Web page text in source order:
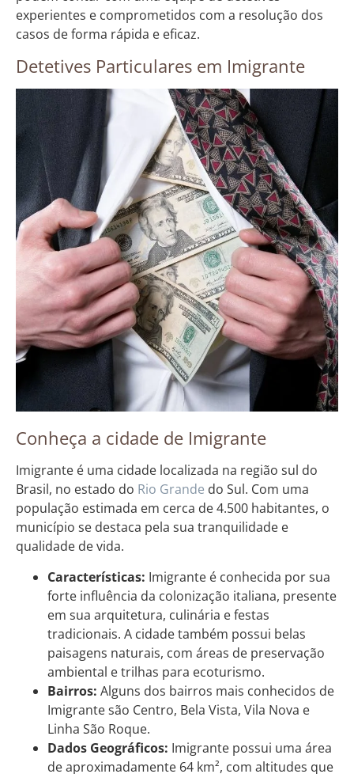
experientes e comprometidos com a resolução dos
casos de forma rápida e eficaz.
Detetives Particulares em Imigrante
Conheça a cidade de Imigrante
Imigrante é uma cidade localizada na região sul do
Brasil, no estado do Rio Grande do Sul. Com uma
população estimada em cerca de 4.500 habitantes, o
município se destaca pela sua tranquilidade e
qualidade de vida.
Características: Imigrante é conhecida por sua
forte influência da colonização italiana, presente
em sua arquitetura, culinária e festas
tradicionais. A cidade também possui belas
paisagens naturais, com áreas de preservação
ambiental e trilhas para ecoturismo.
Bairros: Alguns dos bairros mais conhecidos de
Imigrante são Centro, Bela Vista, Vila Nova e
Linha São Roque.
Dados Geográficos: Imigrante possui uma área
de aproximadamente 64 km², com altitudes que